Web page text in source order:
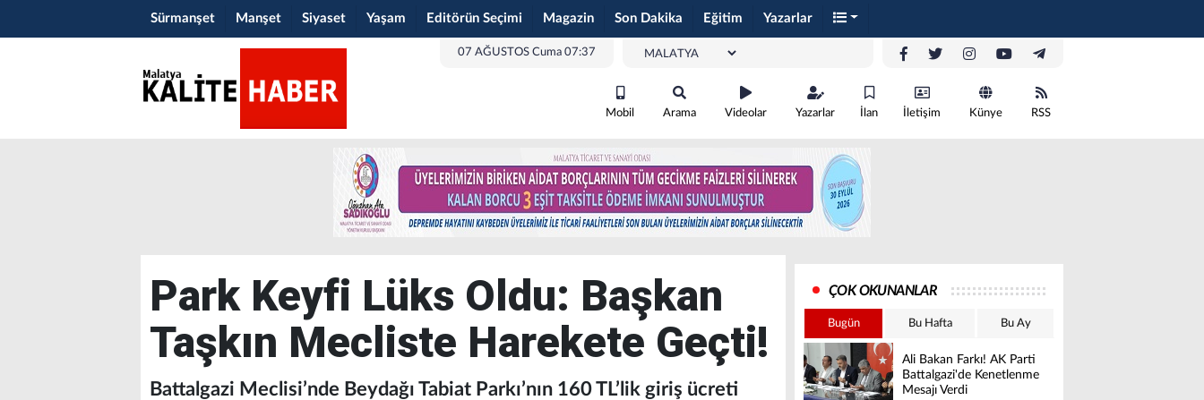
Sürmanşet Manşet Siyaset Yaşam Editörün Seçimi Magazin Son Dakika Eğitim Yazarlar
07 AĞUSTOS Cuma 07:37
Mobil Arama Videolar Yazarlar İlan İletişim Künye RSS
Park Keyfi Lüks Oldu: Başkan
Taşkın Mecliste Harekete Geçti!
Battalgazi Meclisi’nde Beydağı Tabiat Parkı’nın 160 TL’lik giriş ücreti
ÇOK OKUNANLAR
Bugün Bu Hafta Bu Ay
Ali Bakan Farkı! AK Parti
Battalgazi'de Kenetlenme
Mesajı Verdi